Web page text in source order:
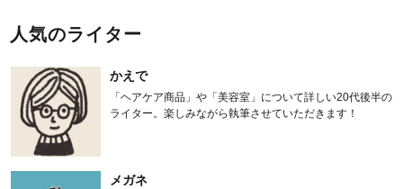
人気のライター
かえで
「ヘアケア商品」や「美容室」について詳しい20代後半の
ライター。楽しみながら執筆させていただきます！
メガネ